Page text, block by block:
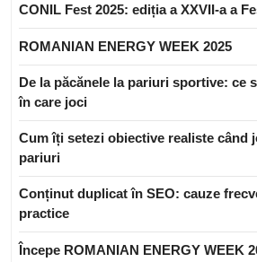
CONIL Fest 2025: ediția a XXVII-a a
ROMANIAN ENERGY WEEK 2025
De la păcănele la pariuri sportive: ce
în care joci
Cum îți setezi obiective realiste când
pariuri
Conținut duplicat în SEO: cauze
practice
Începe ROMANIAN ENERGY WEEK